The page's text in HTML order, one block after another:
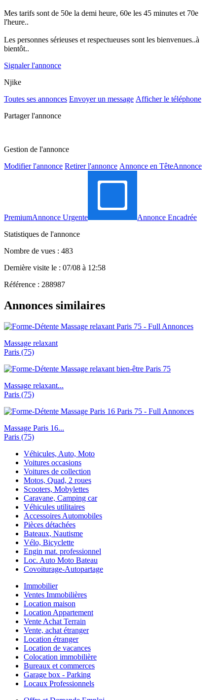
Mes tarifs sont de 50e la demi heure, 60e les 45 minutes et 70e
l'heure..
Les personnes sérieuses et respectueuses sont les bienvenues..à
bientôt..
Signaler l'annonce
Njike
Toutes ses annonces Envoyer un message Afficher le téléphone
Partager l'annonce
Gestion de l'annonce
Modifier l'annonce Retirer l'annonce Annonce en TêteAnnonce
PremiumAnnonce Urgente
Annonce Encadrée
Statistiques de l'annonce
Nombre de vues : 483
Dernière visite le : 07/08 à 12:58
Référence : 288987
Annonces similaires
Massage relaxant
Paris (75)
Massage relaxant...
Paris (75)
Massage Paris 16...
Paris (75)
Véhicules, Auto, Moto
Voitures occasions
Voitures de collection
Motos, Quad, 2 roues
Scooters, Mobylettes
Caravane, Camping car
Véhicules utilitaires
Accessoires Automobiles
Pièces détachées
Bateaux, Nautisme
Vélo, Bicyclette
Engin mat. professionnel
Loc. Auto Moto Bateau
Covoiturage-Autopartage
Immobilier
Ventes Immobilières
Location maison
Location Appartement
Vente Achat Terrain
Vente, achat étranger
Location étranger
Location de vacances
Colocation immobilière
Bureaux et commerces
Garage box - Parking
Locaux Professionnels